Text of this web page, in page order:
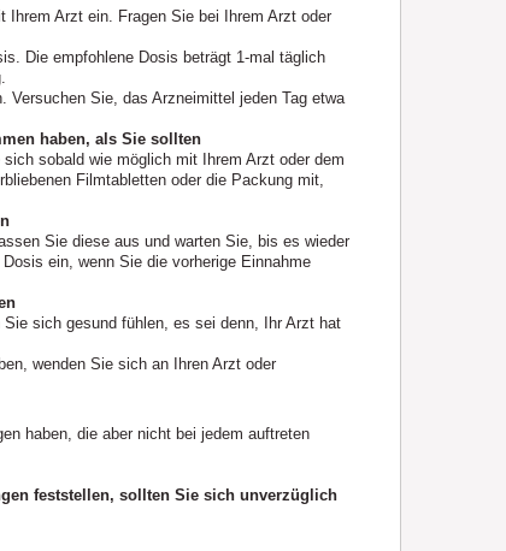
Ihrem Arzt ein. Fragen Sie bei Ihrem Arzt oder
Die empfohlene Dosis beträgt 1-mal täglich
Sie, das Arzneimittel jeden Tag etwa
haben, als Sie sollten
sobald wie möglich mit Ihrem Arzt oder dem
Filmtabletten oder die Packung mit,
Sie diese aus und warten Sie, bis es wieder
ein, wenn Sie die vorherige Einnahme
sich gesund fühlen, es sei denn, Ihr Arzt hat
wenden Sie sich an Ihren Arzt oder
haben, die aber nicht bei jedem auftreten
feststellen, sollten Sie sich unverzüglich